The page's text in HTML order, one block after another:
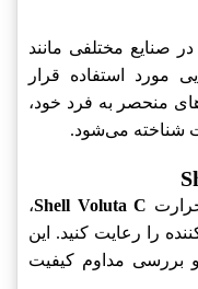
در صنایع مختلفی مانند
مورد استفاده قرار
منحصر به فرد خود،
شناخته می‌شود.
Shell Voluta C،
را رعایت کنید. این
بررسی مداوم کیفیت